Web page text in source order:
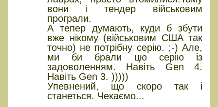
вони і тендер військовим
програли.
А тепер думають, куди б збути
вже нікому (військовим США так
точно) не потрібну серію. ;-) Але,
ми би брали цю серію із
задоволенням. Навіть Gen 4.
Навіть Gen 3. )))))
Упевнений, що скоро так і
станеться. Чекаємо...